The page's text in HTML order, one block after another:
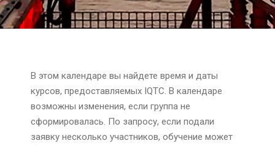
В этом календаре вы найдете время и даты
курсов, предоставляемых IQTC. В календаре
возможны изменения, если группа не
сформировалась. По запросу, если подали
заявку несколько участников, обучение может